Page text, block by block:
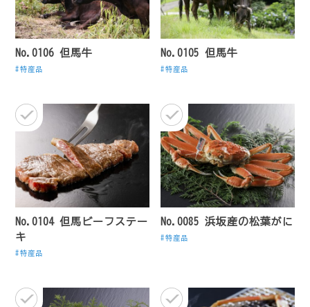
No.0106 但馬牛
特産品
No.0105 但馬牛
特産品
No.0104 但馬ビーフステー
キ
特産品
No.0085 浜坂産の松葉がに
特産品